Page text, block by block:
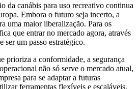
da canábis para uso recreativo continua
Embora o futuro seja incerto, a
uma maior liberalização. Para os
que entrar no mercado agora, através
ser um passo estratégico.
prioriza a conformidade, a segurança
não só serve o mercado atual,
para se adaptar a futuras
ferramentas flexíveis e escaláveis,